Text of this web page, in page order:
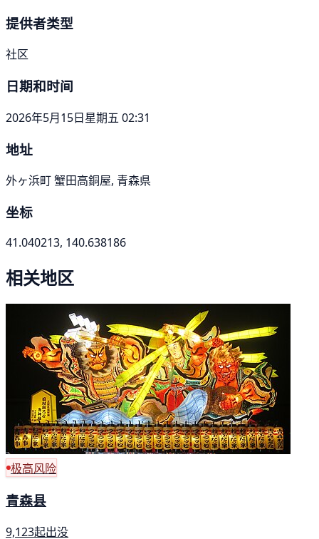
提供者类型
社区
日期和时间
2026年5月15日星期五 02:31
地址
外ヶ浜町 蟹田高銅屋, 青森県
坐标
41.040213, 140.638186
相关地区
极高风险
青森县
9,123起出没